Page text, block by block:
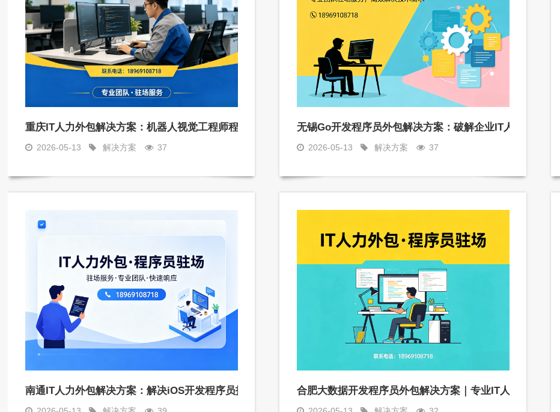
重庆IT人力外包解决方案：机器人视觉工程师程序员驻场开发高效解决企业用人难题
2026-05-13 解决方案 37
无锡Go开发程序员外包解决方案：破解企业IT人才招聘难题
2026-05-13 解决方案 37
南通IT人力外包解决方案：解决iOS开发程序员招聘难题的高效途径合肥大数据开发程序员外包解决方案｜专业IT人力外包服务